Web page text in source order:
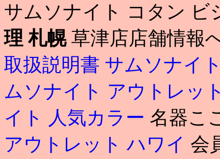
サムソナイト コタン
理 札幌草津店店舗情報
取扱説明書 サムソナイ
ムソナイト アウトレッ
イト 人気カラー 名器こ
アウトレット ハワイ 会